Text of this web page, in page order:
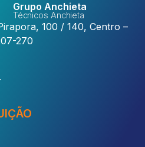
Grupo Anchieta
Técnicos Anchieta
100 / 140, Centro –
270